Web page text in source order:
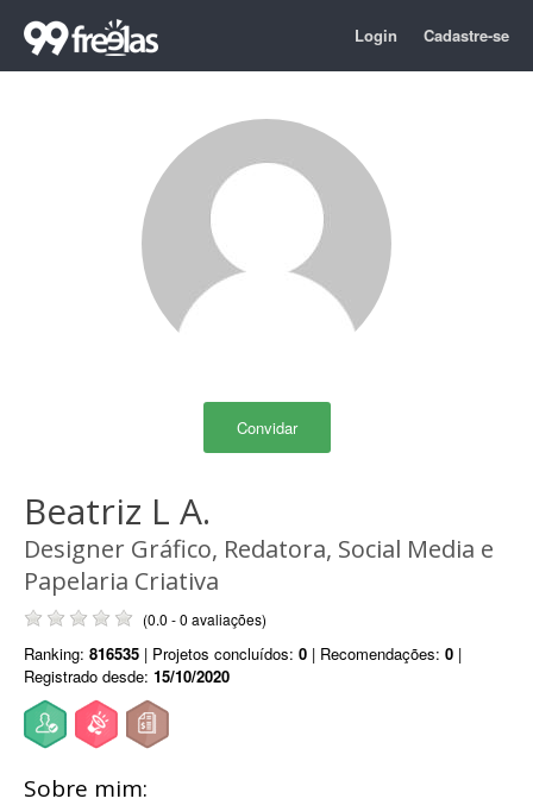
Login Cadastre-se
Convidar
Beatriz L A.
Designer Gráfico, Redatora, Social Media e
Papelaria Criativa
(0.0 - 0 avaliações)
Ranking: 816535 | Projetos concluídos: 0 | Recomendações: 0 |
Registrado desde: 15/10/2020
Sobre mim: